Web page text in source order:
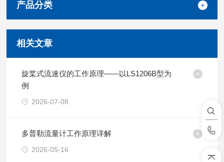
产品分类
相关文章
旋桨式流速仪的工作原理——以LS1206B型为
例
2026-07-08
多普勒流量计工作原理详解
2026-05-16